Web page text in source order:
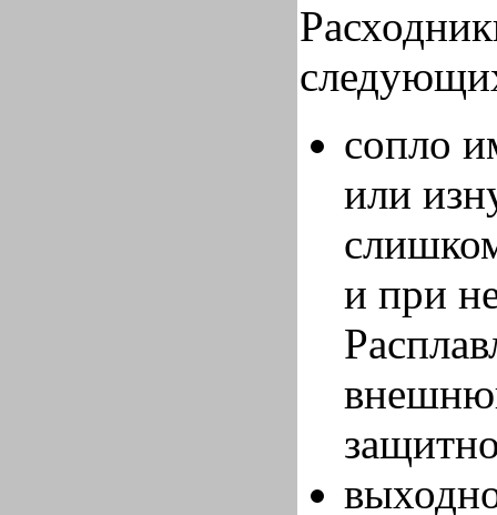
сопло
или
и при